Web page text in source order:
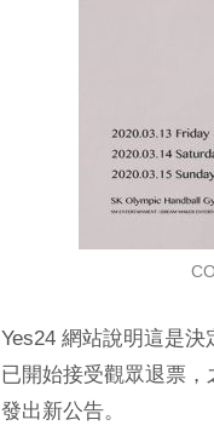
Yes24 網站說明這是
已開始接受觀眾退票
發出新公告。